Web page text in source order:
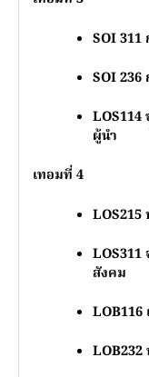
SOI 311
SOI 236
LOS114
ผู้นำ
เทอมที่ 4
LOS215
LOS311
สังคม
LOB116
LOB232